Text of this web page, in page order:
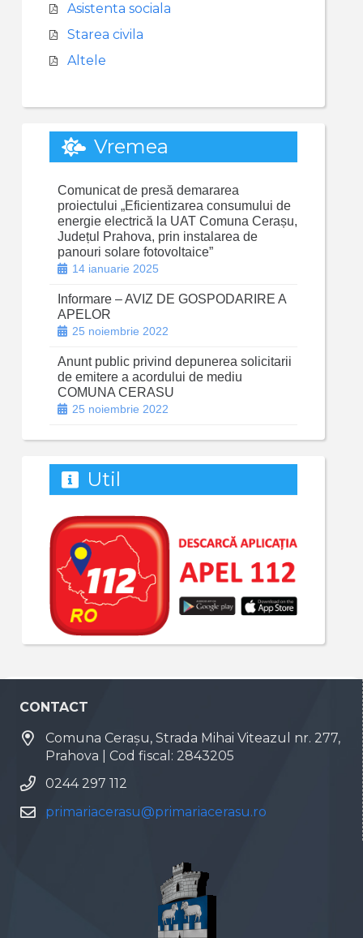
Asistenta sociala
Starea civila
Altele
Vremea
Comunicat de presă demararea
proiectului „Eficientizarea consumului de
energie electrică la UAT Comuna Cerașu,
Județul Prahova, prin instalarea de
panouri solare fotovoltaice”
14 ianuarie 2025
Informare – AVIZ DE GOSPODARIRE A
APELOR
25 noiembrie 2022
Anunt public privind depunerea solicitarii
de emitere a acordului de mediu
COMUNA CERASU
25 noiembrie 2022
Util
CONTACT
Comuna Cerașu, Strada Mihai Viteazul nr. 277,
Prahova | Cod fiscal: 2843205
0244 297 112
primariacerasu@primariacerasu.ro